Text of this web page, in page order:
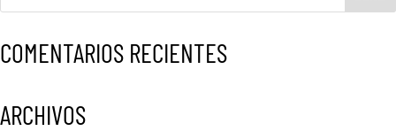
COMENTARIOS RECIENTES
ARCHIVOS